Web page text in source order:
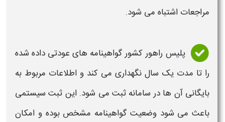
مراجعات اشتباه می شود.
پلیس راهور کشورگواهینامه های عودتی داده شده
را تا مدت یک سال نگهداری می کند و اطلاعات مربوط به
بایگانی آن ها در سامانه ثبت می شود. این ثبت سیستمی
باعث می شود وضعیت گواهینامه مشخص بوده و امکان